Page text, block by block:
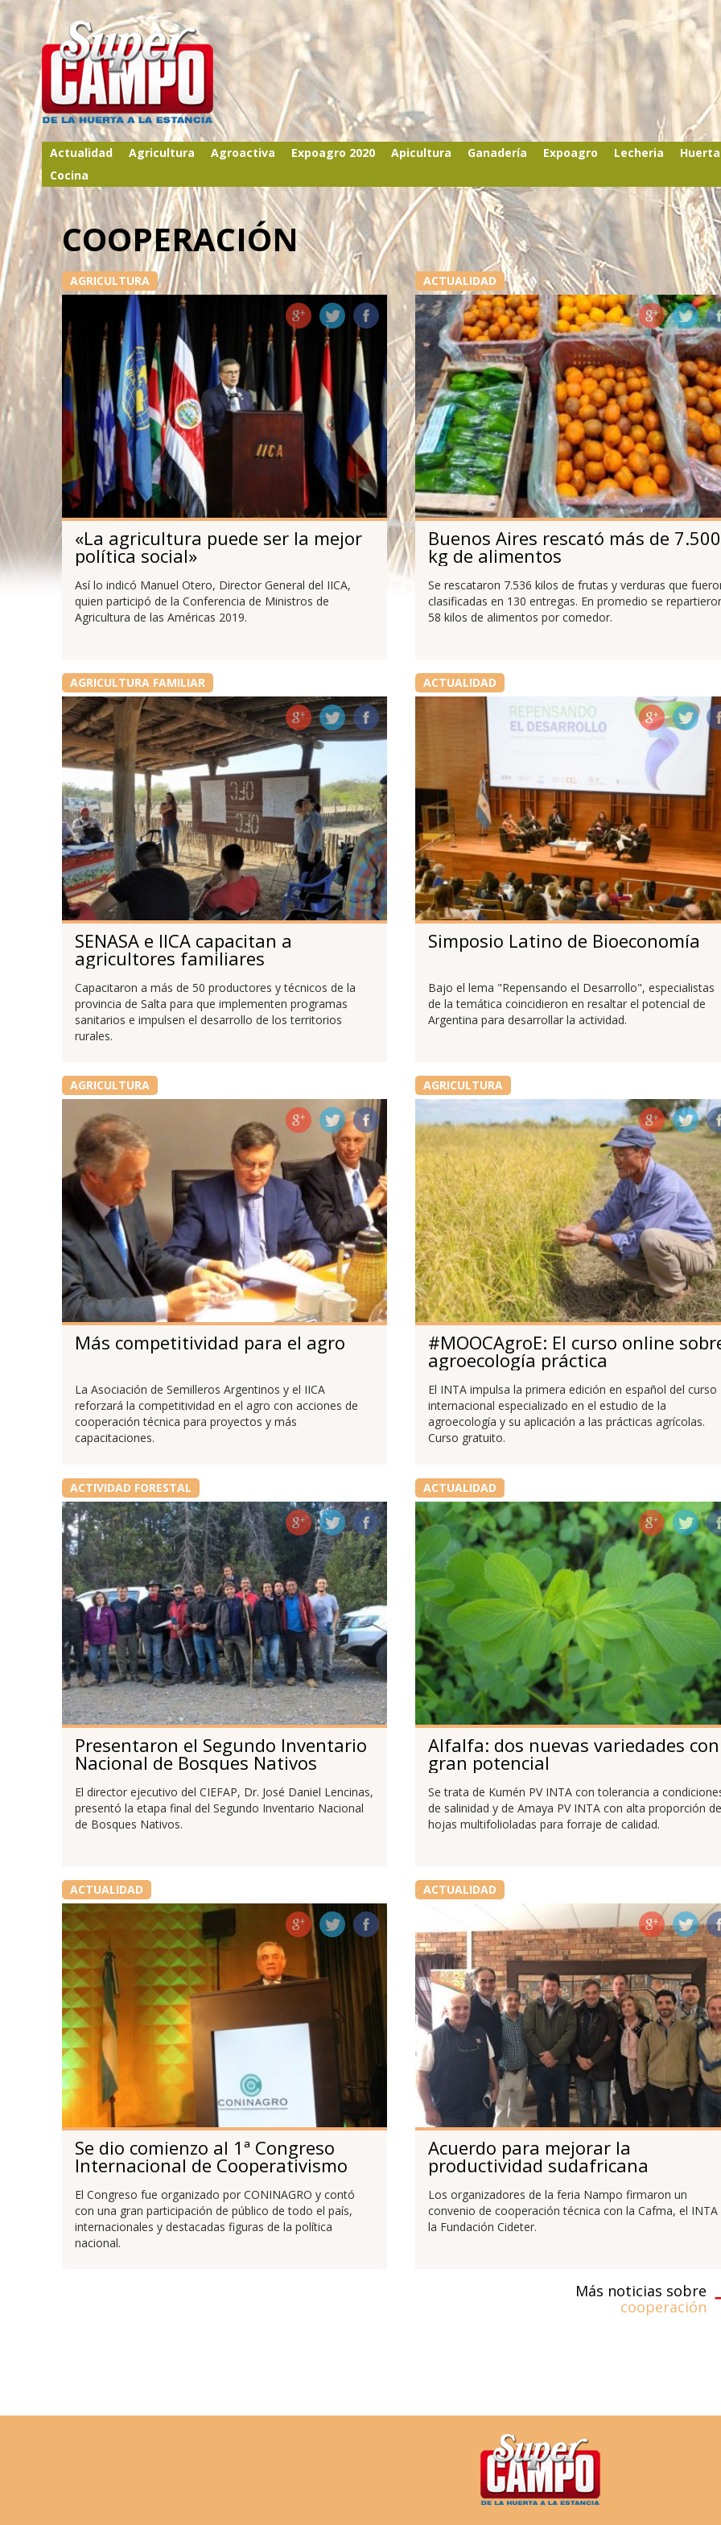
Actualidad Agricultura Agroactiva Expoagro 2020 Apicultura Ganadería Expoagro Lecheria
Cocina
COOPERACIÓN
AGRICULTURA
«La agricultura puede ser la mejor
política social»
Así lo indicó Manuel Otero, Director General del IICA,
quien participó de la Conferencia de Ministros de
Agricultura de las Américas 2019.
ACTUALIDAD
Buenos Aires rescató más de 7.500
kg de alimentos
Se rescataron 7.536 kilos de frutas y verduras que
clasificadas en 130 entregas. En promedio se
58 kilos de alimentos por comedor.
AGRICULTURA FAMILIAR
SENASA e IICA capacitan a
agricultores familiares
Capacitaron a más de 50 productores y técnicos de la
provincia de Salta para que implementen programas
sanitarios e impulsen el desarrollo de los territorios
rurales.
ACTUALIDAD
Simposio Latino de Bioeconomía
Bajo el lema "Repensando el Desarrollo", especialistas
de la temática coincidieron en resaltar el potencial de
Argentina para desarrollar la actividad.
AGRICULTURA
Más competitividad para el agro
La Asociación de Semilleros Argentinos y el IICA
reforzará la competitividad en el agro con acciones de
cooperación técnica para proyectos y más
capacitaciones.
AGRICULTURA
#MOOCAgroE: El curso online
agroecología práctica
El INTA impulsa la primera edición en español del curso
internacional especializado en el estudio de la
agroecología y su aplicación a las prácticas agrícolas.
Curso gratuito.
ACTIVIDAD FORESTAL
Presentaron el Segundo Inventario
Nacional de Bosques Nativos
El director ejecutivo del CIEFAP, Dr. José Daniel Lencinas,
presentó la etapa final del Segundo Inventario Nacional
de Bosques Nativos.
ACTUALIDAD
Alfalfa: dos nuevas variedades con
gran potencial
Se trata de Kumén PV INTA con tolerancia a
de salinidad y de Amaya PV INTA con alta proporción de
hojas multifolioladas para forraje de calidad.
ACTUALIDAD
Se dio comienzo al 1ª Congreso
Internacional de Cooperativismo
El Congreso fue organizado por CONINAGRO y contó
con una gran participación de público de todo el país,
internacionales y destacadas figuras de la política
nacional.
ACTUALIDAD
Acuerdo para mejorar la
productividad sudafricana
Los organizadores de la feria Nampo firmaron un
convenio de cooperación técnica con la Cafma, el INTA
la Fundación Cideter.
Más noticias sobre
cooperación